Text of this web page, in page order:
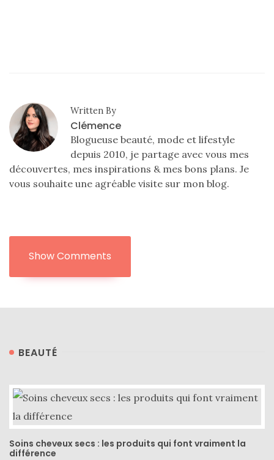
Written By
Clémence
Blogueuse beauté, mode et lifestyle
depuis 2010, je partage avec vous mes
découvertes, mes inspirations & mes bons plans. Je
vous souhaite une agréable visite sur mon blog.
Show Comments
BEAUTÉ
Soins cheveux secs : les produits qui font vraiment la
différence